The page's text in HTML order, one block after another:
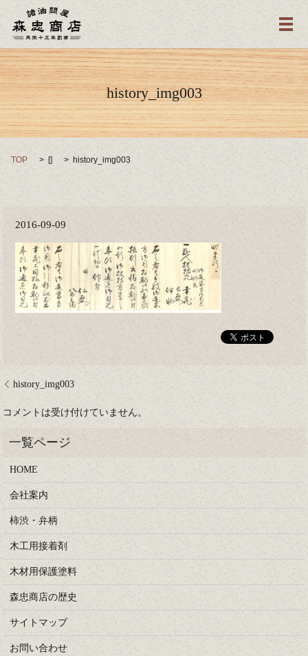
メ
history_img003
TOP [] history_img003
2016-09-09
history_img003
コメントは受け付けていません。
HOME
会社案内
柿渋・弁柄
木工用接着剤
木材用保護塗料
森忠商店の歴史
サイトマップ
お問い合わせ